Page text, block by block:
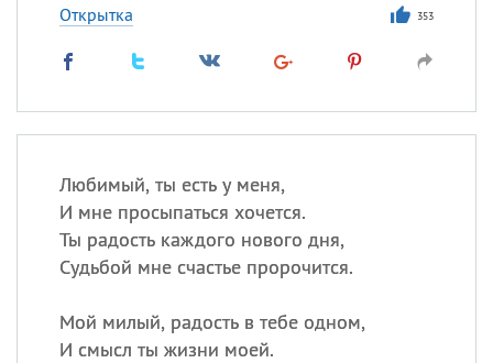
Открытка 353
Любимый, ты есть у меня,
И мне просыпаться хочется.
Ты радость каждого нового дня,
Судьбой мне счастье пророчится.
Мой милый, радость в тебе одном,
И смысл ты жизни моей.